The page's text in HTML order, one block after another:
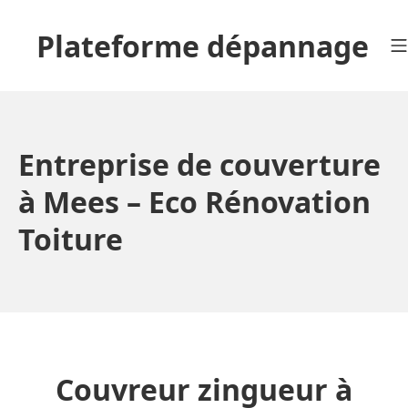
contenuPlateforme dépannage
Entreprise de couverture
à Mees – Eco Rénovation
Toiture
Couvreur zingueur à